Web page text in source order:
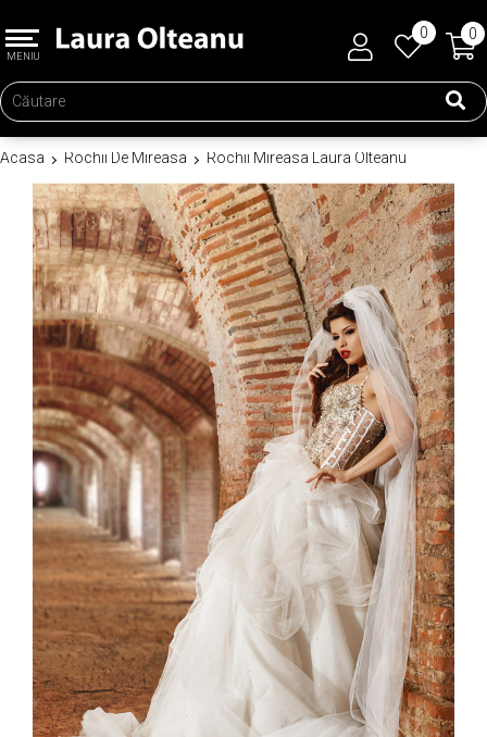
MENIU
0 0
Acasa Rochii De Mireasa Rochii Mireasa Laura Olteanu